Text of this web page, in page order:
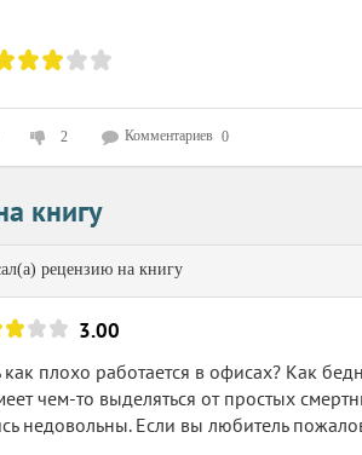
2 Комментариев 0
книгу
рецензию на книгу
3.00
как плохо работается в офисах? Как
чем-то выделяться от простых
недовольны. Если вы любитель